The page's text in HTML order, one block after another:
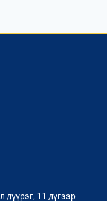
дүүрэг, 11 дүгээр